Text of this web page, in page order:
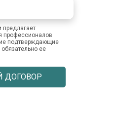
предлагает
профессионалов
подтверждающие
ее
ДОГОВОР